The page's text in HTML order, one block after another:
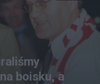
boisku, a